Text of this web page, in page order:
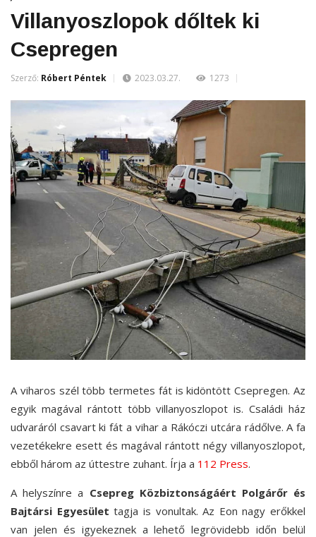
Villanyoszlopok dőltek ki
Csepregen
Szerző: Róbert Péntek 2023.03.27. 1273
A viharos szél több termetes fát is kidöntött Csepregen. Az
egyik magával rántott több villanyoszlopot is. Családi ház
udvaráról csavart ki fát a vihar a Rákóczi utcára rádőlve. A fa
vezetékekre esett és magával rántott négy villanyoszlopot,
ebből három az úttestre zuhant. Írja a 112 Press.
A helyszínre a Csepreg Közbiztonságáért Polgárőr és
Bajtársi Egyesület tagja is vonultak. Az Eon nagy erőkkel
van jelen és igyekeznek a lehető legrövidebb időn belül